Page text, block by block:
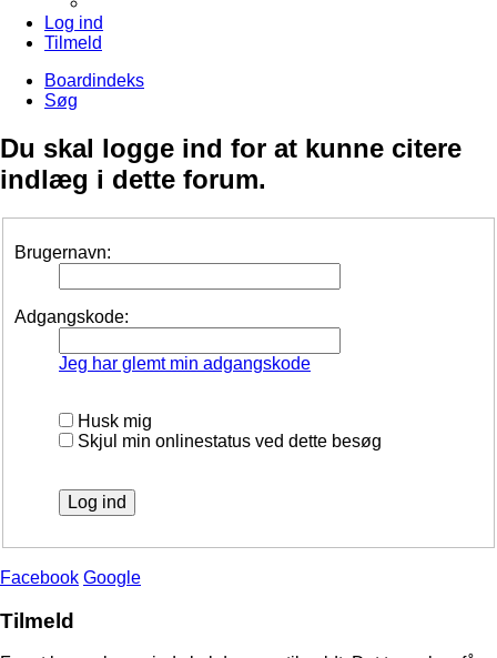
Log ind
Tilmeld
Boardindeks
Søg
Du skal logge ind for at kunne citere
indlæg i dette forum.
Brugernavn:
Adgangskode:
Jeg har glemt min adgangskode
Husk mig
Skjul min onlinestatus ved dette besøg
Facebook Google
Tilmeld